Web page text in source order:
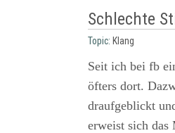
Schlechte
Topic: Klang
Seit ich bei fb
öfters dort.
draufgeblickt
erweist sich das